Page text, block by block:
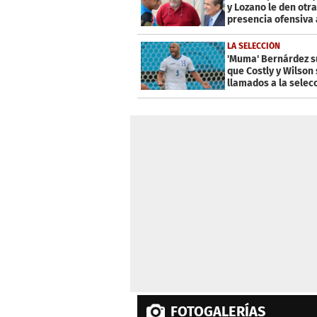
y Lozano le den otra
presencia ofensiva
selección'
LA SELECCIÓN
'Muma' Bernárdez
que Costly y Wilson
llamados a la
FOTOGALERÍAS